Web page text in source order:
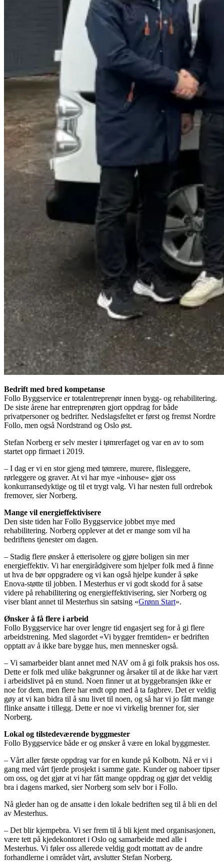
Bedrift med bred kompetanse
Follo Byggservice er totalentreprenør innen bygg- og rehabilitering.
De siste årene har entreprenøren gjort oppdrag for både
privatpersoner og bedrifter. Nedslagsfeltet er først og fremst Nordre
Follo, men også Nordstrand og Oslo øst.
Stefan Norberg er selv mester i tømrerfaget og var en av to som
startet opp firmaet i 2019.
– I dag er vi en stor gjeng med tømrere, murere, flisleggere,
rørleggere og graver. At vi har mye «inhouse» gjør oss
konkurransedyktige og til et trygt valg. Vi har nesten full ordrebok
fremover, sier Norberg.
Mange vil energieffektivisere
Den siste tiden har Follo Byggservice jobbet mye med
rehabilitering. Norberg opplever at det er mange som vil ha
bedriftens tjenester om dagen.
– Stadig flere ønsker å etterisolere og gjøre boligen sin mer
energieffektiv. Vi har energirådgivere som hjelper folk med å finne
ut hva de bør oppgradere og vi kan også hjelpe kunder å søke
Enova-støtte til jobben. I Mesterhus er vi godt skodd for å satse
videre på rehabilitering og energieffektivisering, sier Norberg og
viser blant annet til Mesterhus sin satsing «Grønn Start».
Ønsker å få flere i arbeid
Follo Byggservice har over lengre tid engasjert seg for å gi flere
arbeidstrening. Med slagordet «Vi bygger fremtiden» er bedriften
opptatt av å ikke bare bygge hus, men mennesker også.
– Vi samarbeider blant annet med NAV om å gi folk praksis hos oss.
Dette er folk med ulike bakgrunner og årsaker til at de ikke har vært
i arbeidslivet på en stund. Noen finner ut at byggebransjen ikke er
noe for dem, men flere har endt opp med å ta fagbrev. Det er veldig
gøy at vi kan bidra til å snu livet til noen, og så har vi jo fått mange
flinke ansatte i tillegg. Dette er noe vi virkelig brenner for, sier
Norberg.
Lokal og tilstedeværende byggmester
Follo Byggservice både er og ønsker å være en lokal byggmester.
– Vårt aller første oppdrag var for en kunde på Kolbotn. Nå er vi i
gang med vårt fjerde prosjekt i samme gate. Kunder og naboer tipser
om oss, og det gjør at vi har fått mange oppdrag og gjør det veldig
bra i dagens marked, sier Norberg som selv bor i Follo.
Nå gleder han og de ansatte i den lokale bedriften seg til å bli en del
av Mesterhus.
– Det blir kjempebra. Vi ser frem til å bli kjent med organisasjonen,
være tett på kjedekontoret i Oslo og samarbeide med alle i
Mesterhus. Vi føler oss allerede veldig godt mottatt av de andre
forhandlerne i området vårt, avslutter Stefan Norberg.